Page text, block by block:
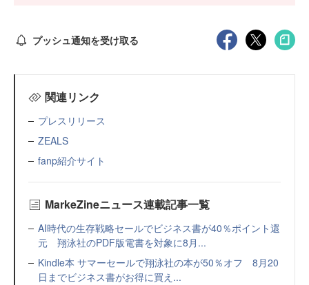
プッシュ通知を受け取る
関連リンク
プレスリリース
ZEALS
fanp紹介サイト
MarkeZineニュース連載記事一覧
AI時代の生存戦略セールでビジネス書が40％ポイント還
元 翔泳社のPDF版電書を対象に8月...
Kindle本 サマーセールで翔泳社の本が50％オフ 8月20
日までビジネス書がお得に買え...